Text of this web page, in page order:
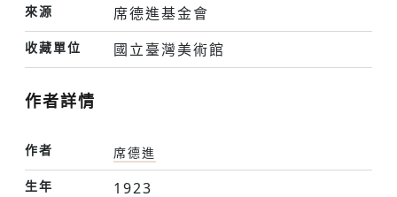
來源 席德進基金會
收藏單位 國立臺灣美術館
作者詳情
作者
席德進
生年
1923